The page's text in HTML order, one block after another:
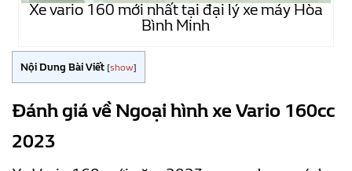
Xe vario 160 mới nhất tại đại lý xe máy Hòa
Bình Minh
Nội Dung Bài Viết [show]
Đánh giá về Ngoại hình xe Vario 160cc
2023